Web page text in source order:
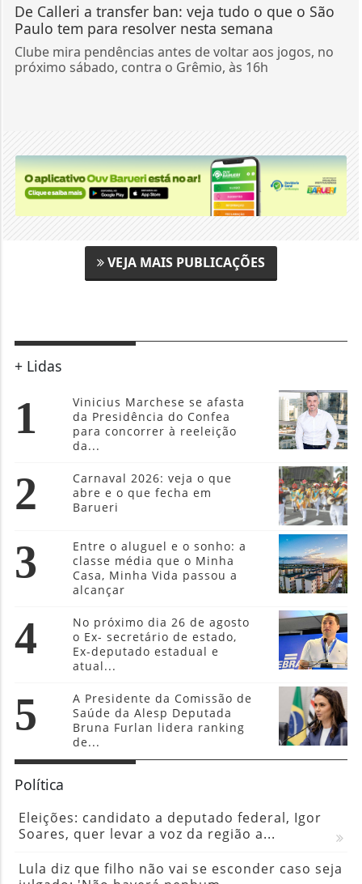
VEJA MAIS PUBLICAÇÕES
1
da Presidência do Confea
2
Carnaval 2026: veja o que
abre e o que fecha em
Barueri
3
Entre o aluguel e o sonho: a
classe média que o Minha
Casa, Minha Vida passou a
4
No próximo dia 26 de agosto
o Ex- secretário de estado,
Ex-deputado estadual e
atual...
5
A Presidente da Comissão de
Saúde da Alesp Deputada
Bruna Furlan lidera ranking
de...
Política
Eleições: candidato a deputado federal, Igor
Soares, quer levar a voz da região a...
julgado: 'Não haverá nenhum...
focado em saúde e humanização